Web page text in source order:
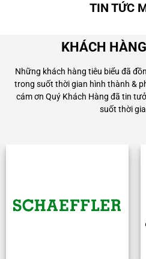
TIN TỨC
KHÁCH
Những khách hàng tiêu biểu đã
trong suốt thời gian hình thành &
cám ơn Quý Khách Hàng đã tin
suốt thời